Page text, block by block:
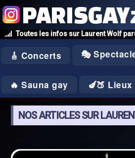
Toutes les infos sur Laurent Wolf
🎸 Concerts 🎭
🔥 Sauna gay 🍆🍑
NOS ARTICLES SUR